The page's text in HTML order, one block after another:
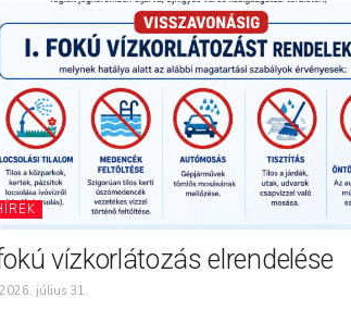
vízkorlátozás elrendelése
2026. július 31.